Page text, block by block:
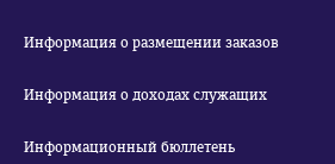
Информация о размещении заказов
Информация о доходах служащих
Информационный бюллетень